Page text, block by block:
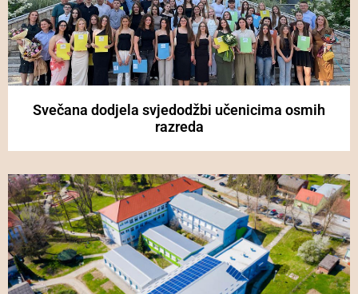
Svečana dodjela svjedodžbi učenicima osmih
razreda